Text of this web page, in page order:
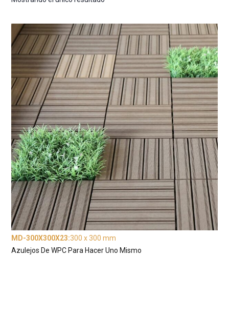
MD-300X300X23:300 x 300 mm
Azulejos De WPC Para Hacer Uno Mismo